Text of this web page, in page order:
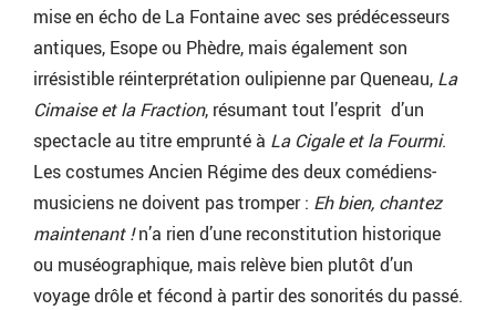
mise en écho de La Fontaine avec ses prédécesseurs
antiques, Esope ou Phèdre, mais également son
irrésistible réinterprétation oulipienne par Queneau, La
Cimaise et la Fraction, résumant tout l’esprit d’un
spectacle au titre emprunté à La Cigale et la Fourmi.
Les costumes Ancien Régime des deux comédiens-
musiciens ne doivent pas tromper : Eh bien, chantez
maintenant !n’a rien d’une reconstitution historique
ou muséographique, mais relève bien plutôt d’un
voyage drôle et fécond à partir des sonorités du passé.